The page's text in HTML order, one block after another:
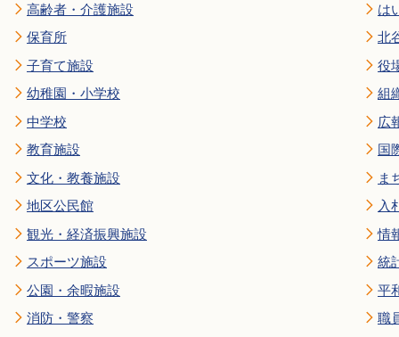
高齢者・介護施設
保育所
子育て施設
幼稚園・小学校
中学校
教育施設
文化・教養施設
地区公民館
観光・経済振興施設
スポーツ施設
公園・余暇施設
消防・警察
は
北
役
組
広
国
ま
入
情
統
平
職